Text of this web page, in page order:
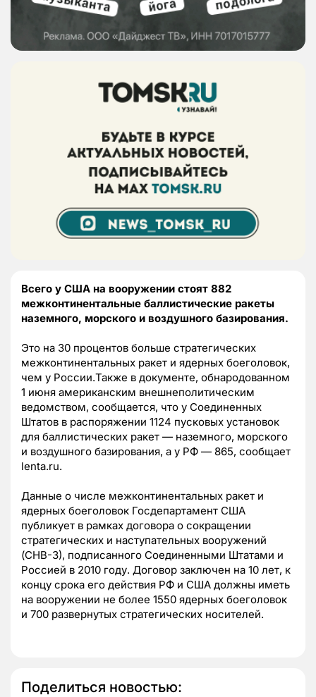
Всего у США на вооружении стоят 882
межконтинентальные баллистические ракеты
наземного, морского и воздушного базирования.
Это на 30 процентов больше стратегических
межконтинентальных ракет и ядерных боеголовок,
чем у России.Также в документе, обнародованном
1 июня американским внешнеполитическим
ведомством, сообщается, что у Соединенных
Штатов в распоряжении 1124 пусковых установок
для баллистических ракет — наземного, морского
и воздушного базирования, а у РФ — 865, сообщает
lenta.ru.
Данные о числе межконтинентальных ракет и
ядерных боеголовок Госдепартамент США
публикует в рамках договора о сокращении
стратегических и наступательных вооружений
(СНВ-3), подписанного Соединенными Штатами и
Россией в 2010 году. Договор заключен на 10 лет, к
концу срока его действия РФ и США должны иметь
на вооружении не более 1550 ядерных боеголовок
и 700 развернутых стратегических носителей.
Поделиться новостью: